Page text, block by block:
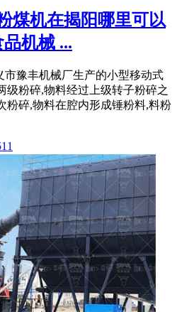
煤机在揭阳哪里可以
机械 ...
市豫丰机械厂生产的小型移动式
级粉碎,物料经过上级转子粉碎之
粉碎,物料在腔内形成锤粉料,料粉